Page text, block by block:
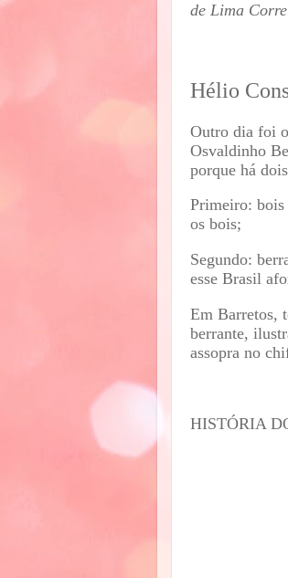
de Lima
Hélio
Outro dia foi
Osvaldinho
porque há
Primeiro: bois
os bois;
Segundo:
esse Brasil
Em Barretos,
berrante,
assopra no
HISTÓRIA